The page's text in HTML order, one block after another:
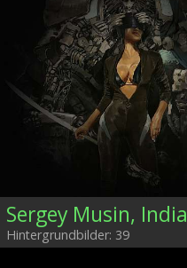
Sergey Musin, India
Hintergrundbilder: 39